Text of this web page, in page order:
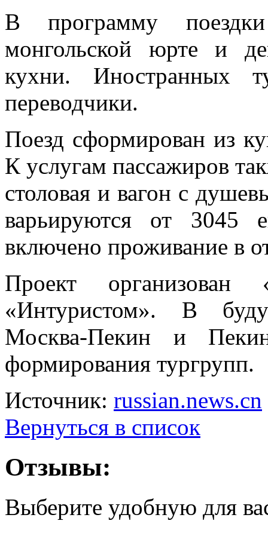
В программу
монгольской юрте и
кухни. Иностранных
переводчики.
Поезд сформирован из
К услугам пассажиров
столовая и вагон с
варьируются от
включено проживание в
Проект
«Интуристом». В
Москва-Пекин и
формирования тургрупп.
Источник: russian.news.cn
Вернуться в список
Отзывы:
Выберите удобную для